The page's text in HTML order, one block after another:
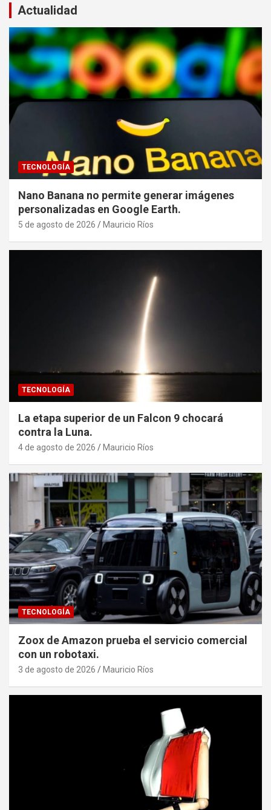
Actualidad
TECNOLOGÍA
Nano Banana no permite generar imágenes
personalizadas en Google Earth.
5 de agosto de 2026 Mauricio Ríos
TECNOLOGÍA
La etapa superior de un Falcon 9 chocará
contra la Luna.
4 de agosto de 2026 Mauricio Ríos
TECNOLOGÍA
Zoox de Amazon prueba el servicio comercial
con un robotaxi.
3 de agosto de 2026 Mauricio Ríos